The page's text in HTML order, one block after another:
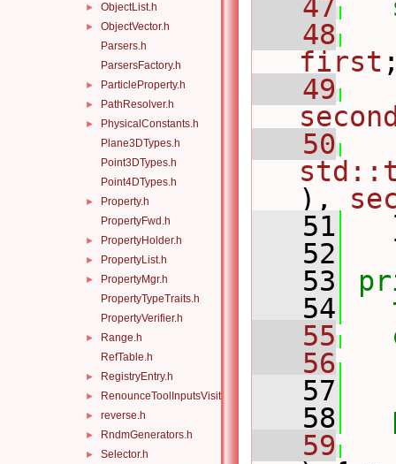
► ObjectList.h
►
ObjectVector.h
Parsers.h
ParsersFactory.h
► ParticleProperty.h
► PathResolver.h
►
PhysicalConstants.h
Plane3DTypes.h
Point3DTypes.h
Point4DTypes.h
►
Property.h
PropertyFwd.h
► PropertyHolder.h
► PropertyList.h
►
PropertyMgr.h
PropertyTypeTraits.h
PropertyVerifier.h
►
Range.h
RefTable.h
► RegistryEntry.h
► RenounceToolInputsVisitor.h
► reverse.h
► RndmGenerators.h
► Selector.h
   47
   48
first
   49
   50
),
   51
   52
   53
   54
   55
   56
   57
   58
   59